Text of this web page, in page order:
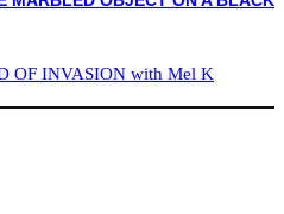
OF INVASION with Mel K